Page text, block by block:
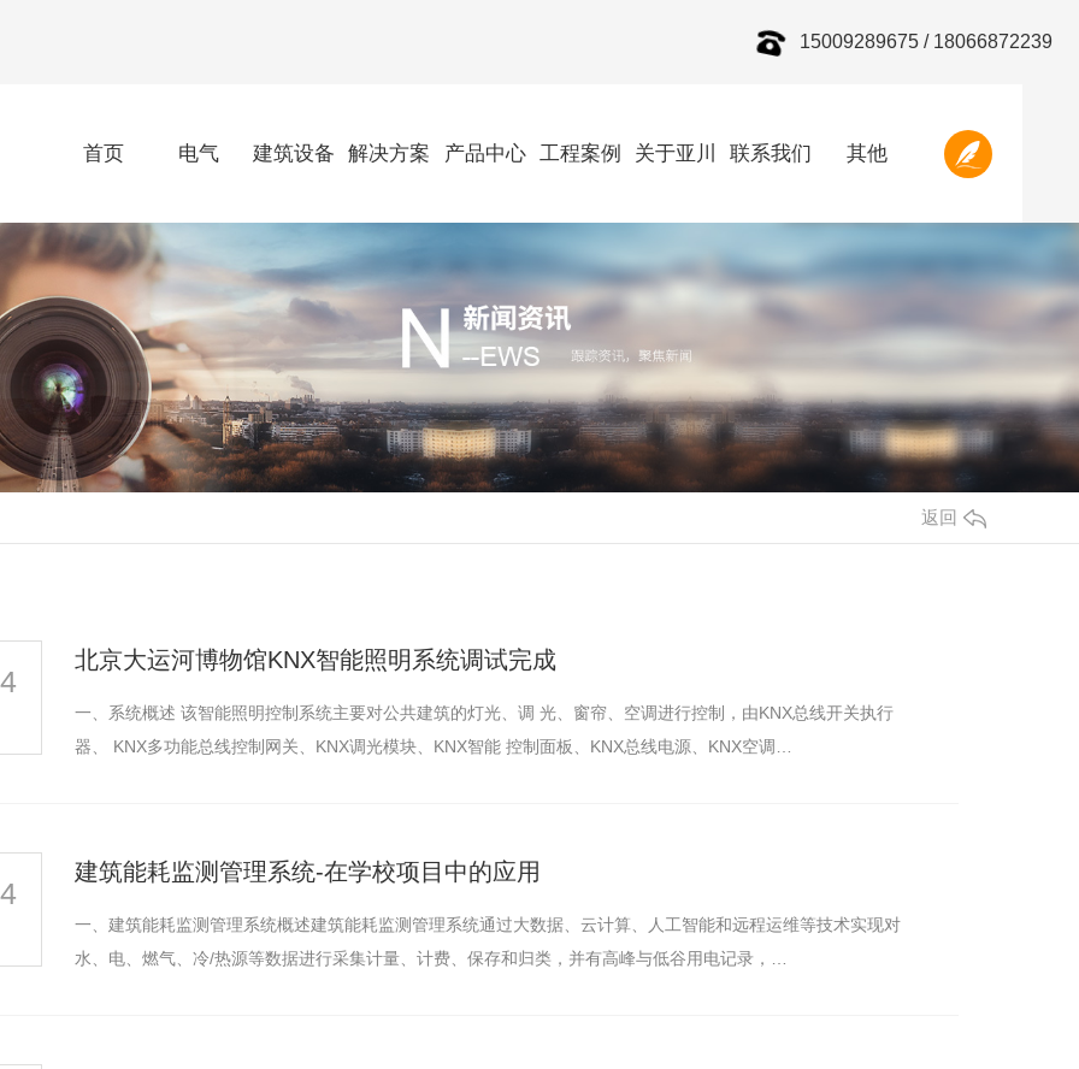
15009289675 / 18066872239
首页 电气 建筑设备 解决方案 产品中心 工程案例 关于亚川 联系我们 其他
返回
北京大运河博物馆KNX智能照明系统调试完成
一、系统概述 该智能照明控制系统主要对公共建筑的灯光、调 光、窗帘、空调进行控制，由KNX总线开关执行
器、 KNX多功能总线控制网关、KNX调光模块、KNX智能 控制面板、KNX总线电源、KNX空调…
建筑能耗监测管理系统-在学校项目中的应用
一、建筑能耗监测管理系统概述建筑能耗监测管理系统通过大数据、云计算、人工智能和远程运维等技术实现对
水、电、燃气、冷/热源等数据进行采集计量、计费、保存和归类，并有高峰与低谷用电记录，…